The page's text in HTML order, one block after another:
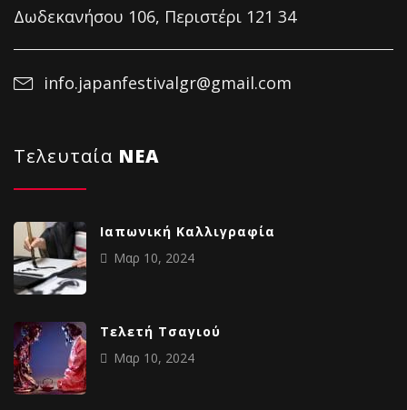
Δωδεκανήσου 106, Περιστέρι 121 34
info.japanfestivalgr@gmail.com
Τελευταία NΕΑ
Ιαπωνική Καλλιγραφία
Μαρ 10, 2024
Tελετή Τσαγιού
Μαρ 10, 2024